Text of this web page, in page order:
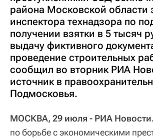
района Московской области
инспектора технадзора по
получении взятки в 5 тысяч
выдачу фиктивного
проведение строительных
сообщил во вторник РИА
источник в
Подмосковья.
МОСКВА, 29 июля - РИА
по борьбе с экономическими